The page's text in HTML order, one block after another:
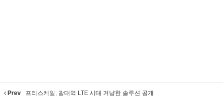
Prev 프리스케일, 광대역 LTE 시대 겨냥한 솔루션 공개